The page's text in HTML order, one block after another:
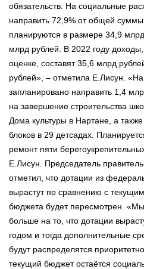
обязательств. На социальные
направить 72,9% от общей
планируются в размере 34,9
млрд рублей. В 2022 году
оценке, составят 35,6 млрд
рублей», – отметила Е.Лисун. «На
запланировано направить 1,4
на завершение строительства
Дома культуры в Нартане, а
блоков в 29 детсадах.
ремонт пяти
Е.Лисун. Председатель
отметил, что дотации из
вырастут по сравнению с
бюджета будет пересмотрен.
больше на то, что дотации
годом и тогда дополнительные
будут распределятся
текущий бюджет остаётся